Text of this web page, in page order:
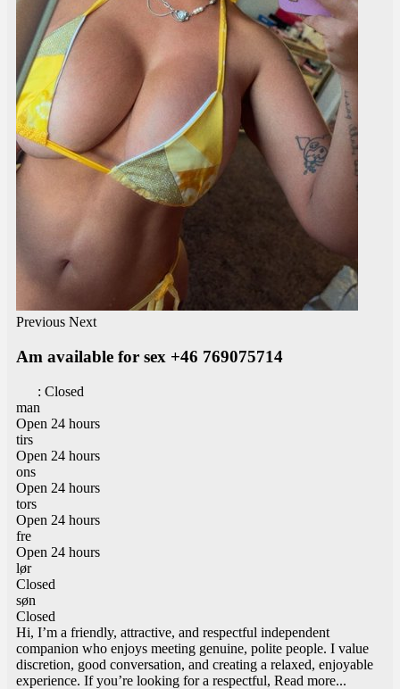
Previous Next
Am available for sex +46 769075714
: Closed
man
Open 24 hours
tirs
Open 24 hours
ons
Open 24 hours
tors
Open 24 hours
fre
Open 24 hours
lør
Closed
søn
Closed
Hi, I’m a friendly, attractive, and respectful independent
companion who enjoys meeting genuine, polite people. I value
discretion, good conversation, and creating a relaxed, enjoyable
experience. If you’re looking for a respectful, Read more...